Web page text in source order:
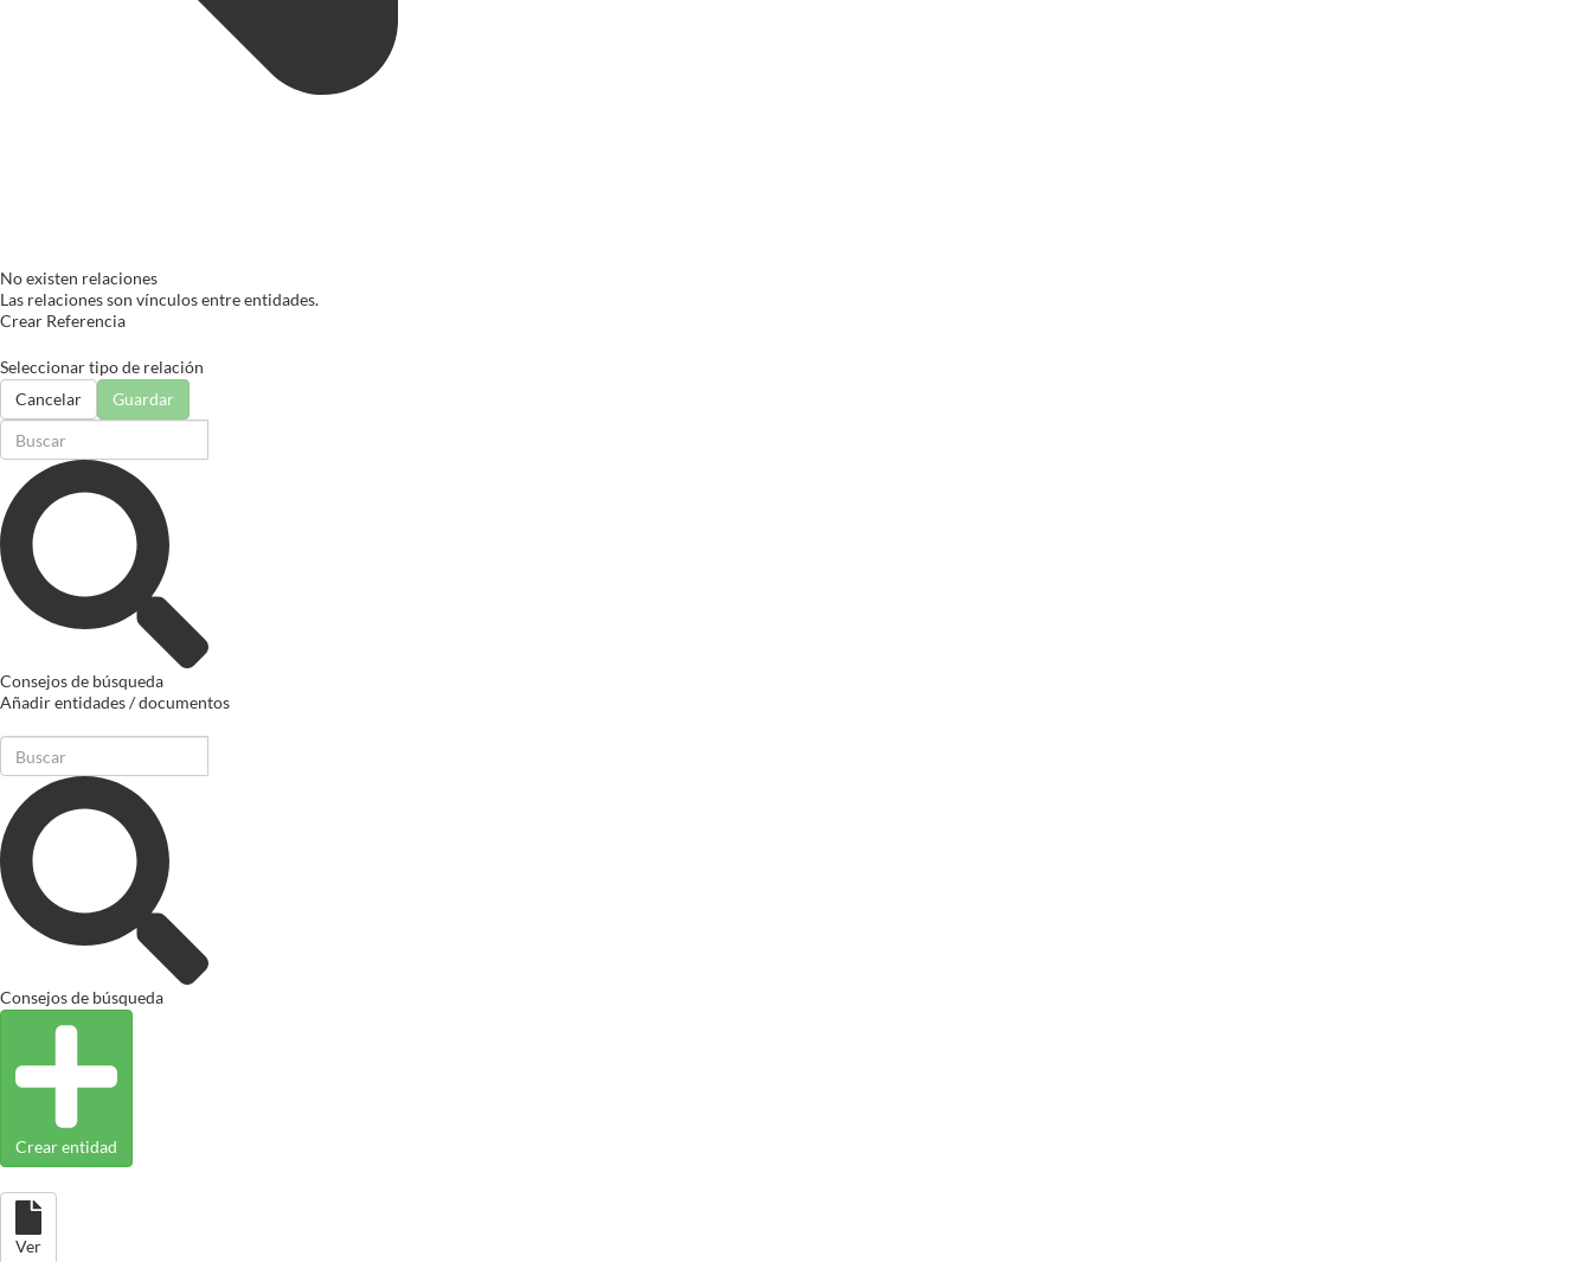
No existen relaciones
Las relaciones son vínculos entre entidades.
Crear Referencia
Seleccionar tipo de relación
Cancelar
Guardar
Consejos de búsqueda
Añadir entidades / documentos
Consejos de búsqueda
Crear entidad
Ver